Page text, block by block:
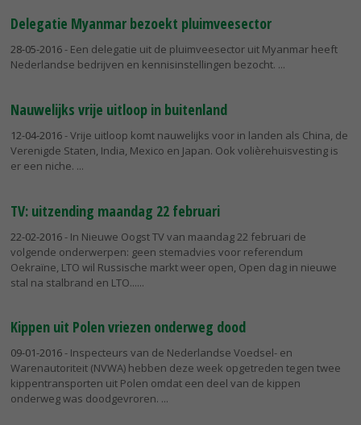
Delegatie Myanmar bezoekt pluimveesector
28-05-2016- Een delegatie uit de pluimveesector uit Myanmar heeft
Nederlandse bedrijven en kennisinstellingen bezocht.
Nauwelijks vrije uitloop in buitenland
12-04-2016- Vrije uitloop komt nauwelijks voor in landen als China, de
Verenigde Staten, India, Mexico en Japan. Ook volièrehuisvesting is
er een niche.
TV: uitzending maandag 22 februari
22-02-2016- In Nieuwe Oogst TV van maandag 22 februari de
volgende onderwerpen: geen stemadvies voor referendum
Oekraïne, LTO wil Russische markt weer open, Open dag in nieuwe
stal na stalbrand en LTO...
Kippen uit Polen vriezen onderweg dood
09-01-2016- Inspecteurs van de Nederlandse Voedsel- en
Warenautoriteit (NVWA) hebben deze week opgetreden tegen twee
kippentransporten uit Polen omdat een deel van de kippen
onderweg was doodgevroren.